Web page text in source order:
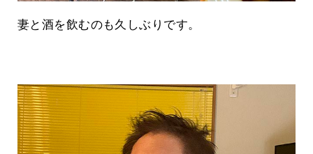
妻と酒を飲むのも久しぶりです。